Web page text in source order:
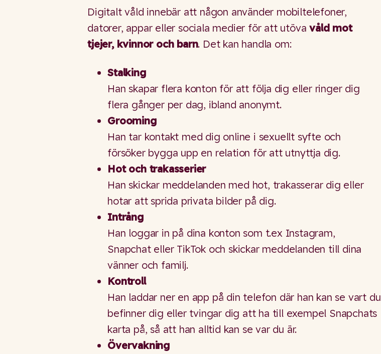
Digitalt våld innebär att någon använder mobiltelefoner,
datorer, appar eller sociala medier för att utövavåld mot
tjejer, kvinnor och barn. Det kan handla om:
Stalking
Han skapar flera konton för att följa dig eller ringer dig
flera gånger per dag, ibland anonymt.
Grooming
Han tar kontakt med dig online i sexuellt syfte och
försöker bygga upp en relation för att utnyttja dig.
Hot och trakasserier
Han skickar meddelanden med hot, trakasserar dig eller
hotar att sprida privata bilder på dig.
Intrång
Han loggar in på dina konton som t.ex Instagram,
Snapchat eller TikTok och skickar meddelanden till dina
vänner och familj.
Kontroll
Han laddar ner en app på din telefon där han kan se vart du
befinner dig eller tvingar dig att ha till exempel Snapchats
karta på, så att han alltid kan se var du är.
Övervakning